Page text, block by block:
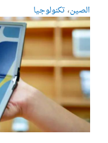
الصين، تكنولوجيا